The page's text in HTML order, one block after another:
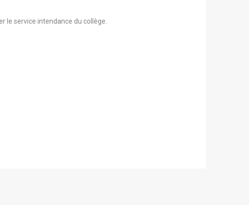
le service intendance du collège.